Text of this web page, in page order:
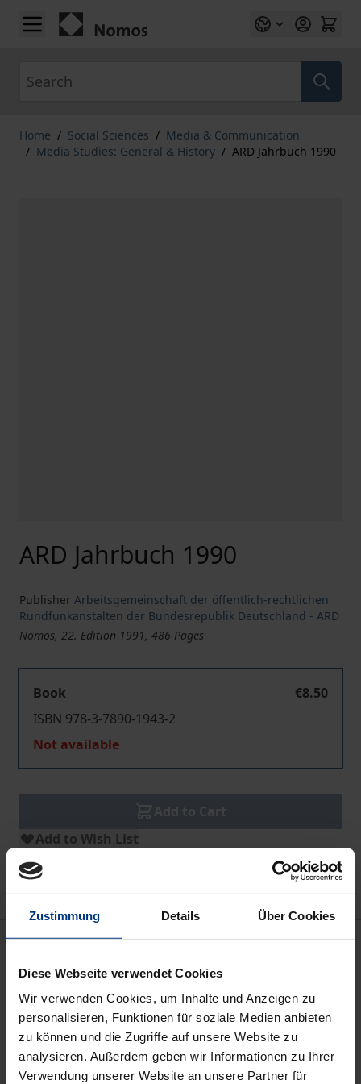
Zustimmung Details Über Cookies
Diese Webseite verwendet Cookies
Wir verwenden Cookies, um Inhalte und Anzeigen zu
personalisieren, Funktionen für soziale Medien anbieten
zu können und die Zugriffe auf unsere Website zu
analysieren. Außerdem geben wir Informationen zu Ihrer
Verwendung unserer Website an unsere Partner für
Skip to Content
Home / Social Sciences / Media & Communication
/ Media Studies: General & History / ARD Jahrbuch 1990
ARD Jahrbuch 1990
Publisher Arbeitsgemeinschaft der öffentlich-rechtlichen
Rundfunkanstalten der Bundesrepublik Deutschland - ARD
Nomos, 22. Edition 1991, 486 Pages
Book
€8.50
ISBN 978-3-7890-1943-2
Not available
Add to Wish List
Delivery cost notice
Bibliographical data
Edition
22
ISBN
978-3-7890-1943-2